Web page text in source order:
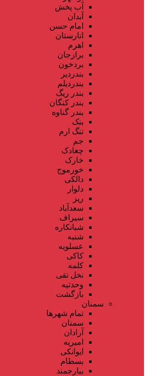
آب پخش
آبدان
امام حسن
انارستان
اهرم
برازجان
بردخون
بندردیر
بندردیلم
بندر ریگ
بندر کنگان
بندر گناوه
بنک
تنگ ارم
جم
چغادک
خارک
خورموج
دالکی
دلوار
ریز
سعدآباد
سیراف
شبانکاره
شنبه
عسلویه
کاکی
کلمه
نخل تقی
وحدتیه
بازگشت
سمنان
تمام شهر‌ها
سمنان
آرادان
امیریه
ایوانکی
بسطام
بیارجمند